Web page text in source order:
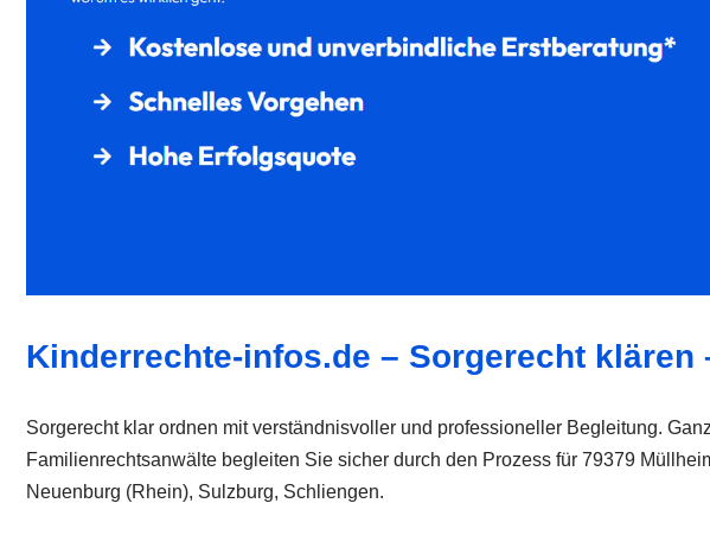
Kinderrechte-infos.de – Sorgerecht
Sorgerecht klar ordnen mit verständnisvoller und professioneller Begleitung.
Familienrechtsanwälte begleiten Sie sicher durch den Prozess für 79379
Neuenburg (Rhein), Sulzburg, Schliengen.